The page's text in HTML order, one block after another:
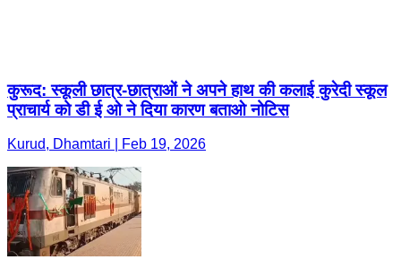
कुरूद: स्कूली छात्र-छात्राओं ने अपने हाथ की कलाई कुरेदी स्कूल
प्राचार्य को डी ई ओ ने दिया कारण बताओ नोटिस
Kurud, Dhamtari | Feb 19, 2026